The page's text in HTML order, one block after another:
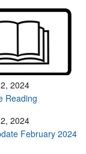
2024
Reading
2024
February 2024